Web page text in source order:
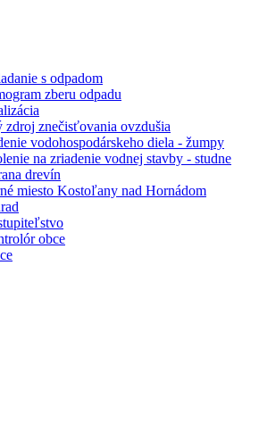
s odpadom
zberu odpadu
zdroj znečisťovania ovzdušia
vodohospodárskeho diela - žumpy
na zriadenie vodnej stavby - studne
drevín
miesto Kostoľany nad Hornádom
obce